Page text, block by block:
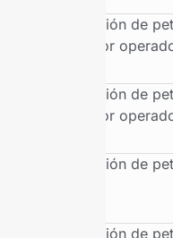
Producción de
diaria por
Producción de
diaria por
Producción de
Producción de